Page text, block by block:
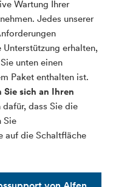
Wartung Ihrer
Jedes unserer
erhalten,
unten einen
Paket enthalten ist.
Sie sich an Ihren
dass Sie die
Sie
auf die Schaltfläche